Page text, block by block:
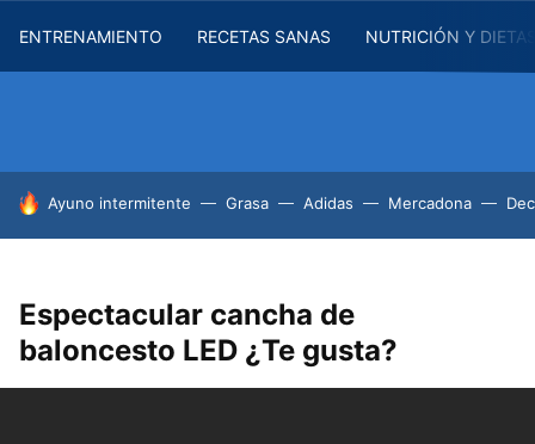
ENTRENAMIENTO RECETAS SANAS NUTRICIÓN Y
HOY SE HABLA DE
Ayuno intermitente Grasa Adidas Mercadona
Espectacular cancha de
baloncesto LED ¿Te gusta?